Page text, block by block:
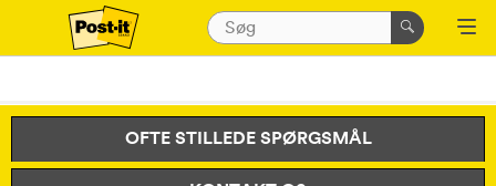
OFTE STILLEDE SPØRGSMÅL